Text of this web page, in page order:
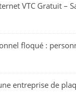
VTC Gratuit –
floqué :
entreprise de